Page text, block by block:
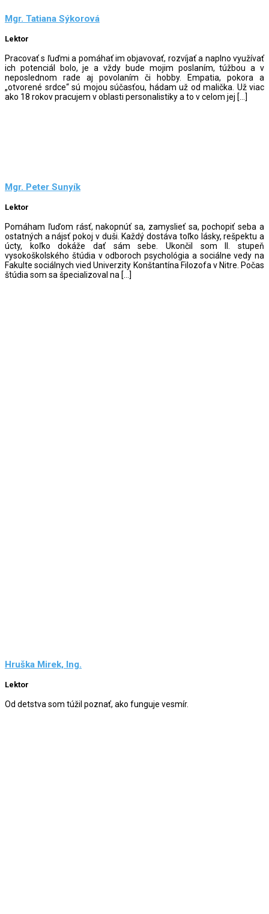
Mgr. Tatiana Sýkorová
Lektor
Pracovať s ľuďmi a pomáhať im objavovať, rozvíjať a naplno využívať
ich potenciál bolo, je a vždy bude mojim poslaním, túžbou a v
neposlednom rade aj povolaním či hobby. Empatia, pokora a
„otvorené srdce“ sú mojou súčasťou, hádam už od malička. Už viac
ako 18 rokov pracujem v oblasti personalistiky a to v celom jej […]
Mgr. Peter Sunyík
Lektor
Pomáham ľuďom rásť, nakopnúť sa, zamyslieť sa, pochopiť seba a
ostatných a nájsť pokoj v duši. Každý dostáva toľko lásky, rešpektu a
úcty, koľko dokáže dať sám sebe. Ukončil som II. stupeň
vysokoškolského štúdia v odboroch psychológia a sociálne vedy na
Fakulte sociálnych vied Univerzity Konštantína Filozofa v Nitre. Počas
štúdia som sa špecializoval na […]
Hruška Mirek, Ing.
Lektor
Od detstva som túžil poznať, ako funguje vesmír.